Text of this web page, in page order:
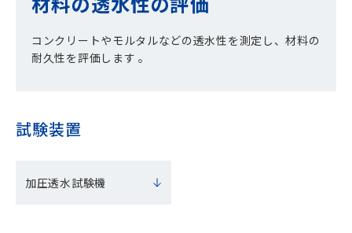
コンクリートやモルタルなどの透水性を測定し、材料の
耐久性を評価します 。
試験装置
加圧透水試験機